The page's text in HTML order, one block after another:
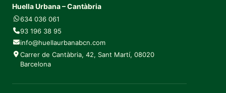
Huella Urbana – Cantàbria
634 036 061
93 196 38 95
info@huellaurbanabcn.com
Carrer de Cantàbria, 42, Sant Martí, 08020
Barcelona